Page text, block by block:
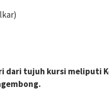
dari tujuh kursi meliputi